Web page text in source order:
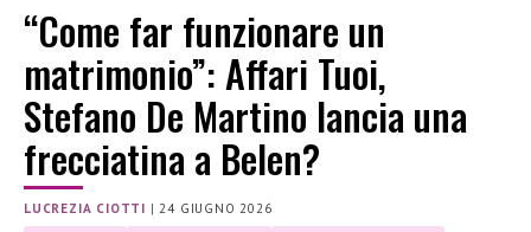
“Come far funzionare un
matrimonio”: Affari Tuoi,
Stefano De Martino lancia una
frecciatina a Belen?
LUCREZIA CIOTTI | 24 GIUGNO 2026